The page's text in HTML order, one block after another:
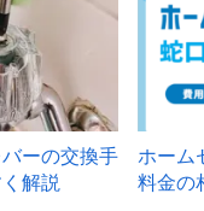
ーの交換手
解説
ホーム
料金の